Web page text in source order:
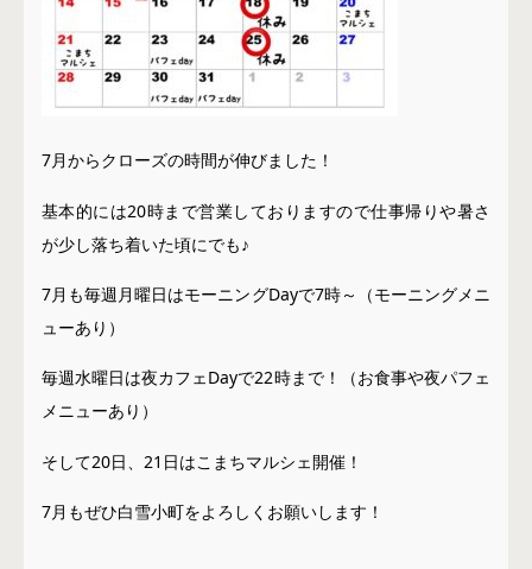
7月からクローズの時間が伸びました！
基本的には20時まで営業しておりますので仕事帰りや暑さ
が少し落ち着いた頃にでも♪
7月も毎週月曜日はモーニングDayで7時～（モーニングメニ
ューあり）
毎週水曜日は夜カフェDayで22時まで！（お食事や夜パフェ
メニューあり）
そして20日、21日はこまちマルシェ開催！
7月もぜひ白雪小町をよろしくお願いします！